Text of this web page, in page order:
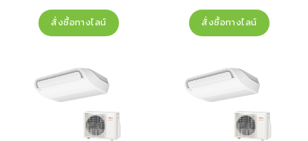
สั่งซื้อทางไลน์ สั่งซื้อทางไลน์